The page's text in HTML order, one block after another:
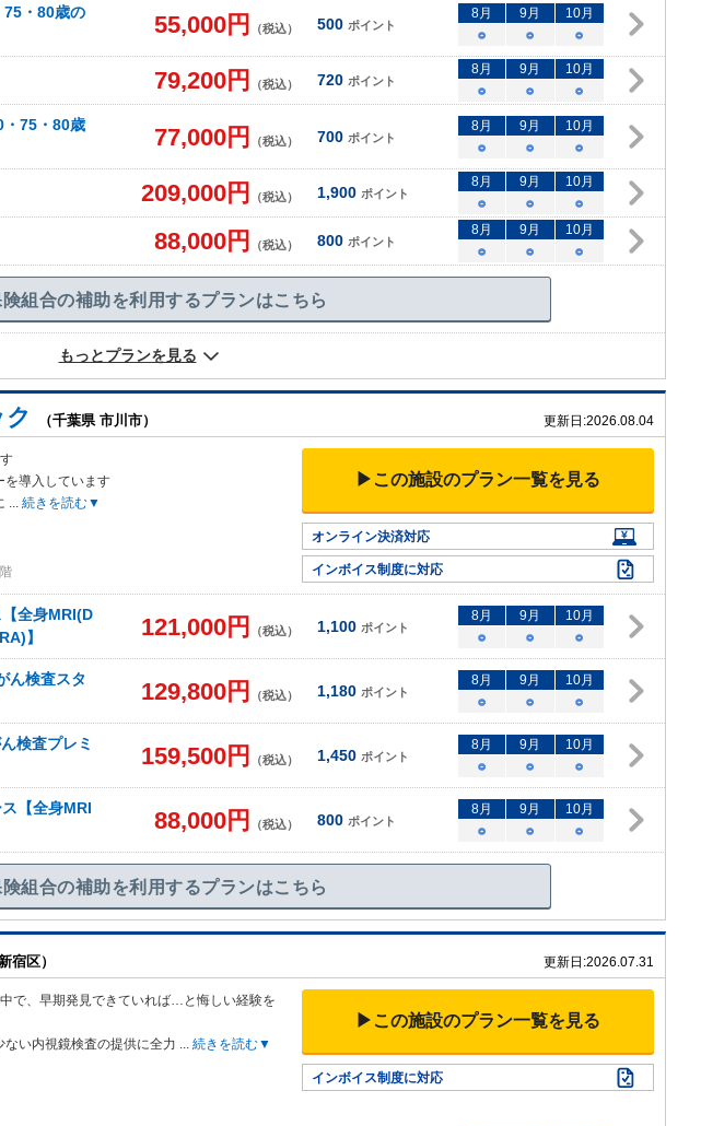
・80歳の
55,000円 （税込） 500 ポイント
8月 9月 10月
○
○ ○
79,200円 （税込） 720 ポイント
8月 9月 10月
○
○ ○
75・80歳
77,000円 （税込） 700 ポイント
8月 9月 10月
○
○ ○
209,000円 （税込） 1,900 ポイント
8月 9月 10月
○
○ ○
88,000円 （税込） 800 ポイント
8月 9月 10月
○
○ ○
組合の補助を利用するプランはこちら
もっとプランを見る
（千葉県 市川市） 更新日:2026.08.04
を導入しています
... 続きを読む▼
▶この施設のプラン一覧を見る
オンライン決済対応
インボイス制度に対応
全身MRI(D
】
121,000円 （税込） 1,100 ポイント
8月 9月 10月
○
○ ○
ん検査スタ
129,800円 （税込） 1,180 ポイント
8月 9月 10月
○
○ ○
検査プレミ
159,500円 （税込） 1,450 ポイント
8月 9月 10月
○
○ ○
【全身MRI
88,000円 （税込） 800 ポイント
8月 9月 10月
○
○ ○
組合の補助を利用するプランはこちら
宿区） 更新日:2026.07.31
で、早期発見できていれば…と悔しい経験を
い内視鏡検査の提供に全力 ... 続きを読む▼
▶この施設のプラン一覧を見る
インボイス制度に対応